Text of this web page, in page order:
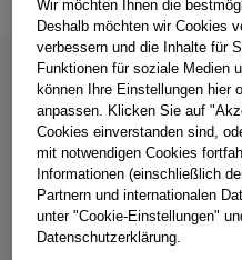
Freiwilliges Engagement
Unternehmenskultur von
Mitarbeitende können
Arbeitstagenpro Jahr für
ein klares Bekenntnis zur
Gesellschaft. Während
zeigte sich dieses
Wir möchten Ihnen die
Deshalb möchten wir Cookies
verbessern und die Inhalte für
Funktionen für soziale Medien
können Ihre Einstellungen hier
anpassen. Klicken Sie auf
Cookies einverstanden sind,
mit notwendigen Cookies
Informationen (einschließlich
Partnern und internationalen
unter "Cookie-Einstellungen"
Datenschutzerklärung.